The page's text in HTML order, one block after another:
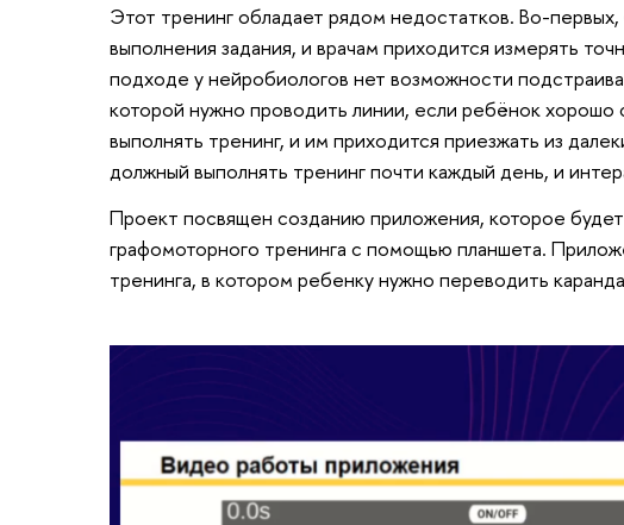
Этот тренинг обладает рядом недостатков. Во-
выполнения задания, и врачам приходится измерять
подходе у нейробиологов нет возможности
которой нужно проводить линии, если ребёнок хорошо
выполнять тренинг, и им приходится приезжать из
должный выполнять тренинг почти каждый день, и
Проект посвящен созданию приложения, которое
графомоторного тренинга с помощью планшета.
тренинга, в котором ребенку нужно переводить